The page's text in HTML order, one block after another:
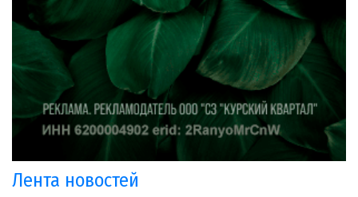
Лента новостей